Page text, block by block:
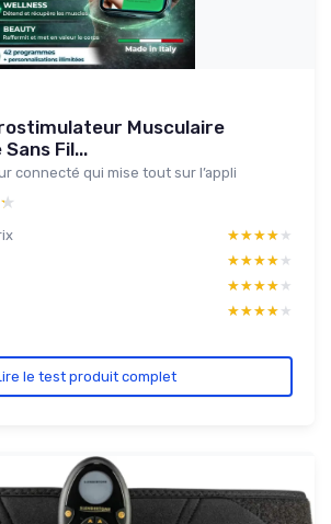
Musculaire
Fil...
connecté qui mise tout sur l’appli
★★★★★
★★★★★
★★★★★
★★★★★
★★★★★
★★★★★
★★★★★
★★★★★
le test produit complet